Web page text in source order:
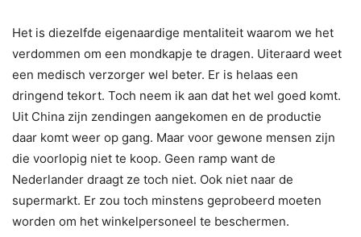
Het is diezelfde eigenaardige mentaliteit waarom we het
verdommen om een mondkapje te dragen. Uiteraard weet
een medisch verzorger wel beter. Er is helaas een
dringend tekort. Toch neem ik aan dat het wel goed komt.
Uit China zijn zendingen aangekomen en de productie
daar komt weer op gang. Maar voor gewone mensen zijn
die voorlopig niet te koop. Geen ramp want de
Nederlander draagt ze toch niet. Ook niet naar de
supermarkt. Er zou toch minstens geprobeerd moeten
worden om het winkelpersoneel te beschermen.